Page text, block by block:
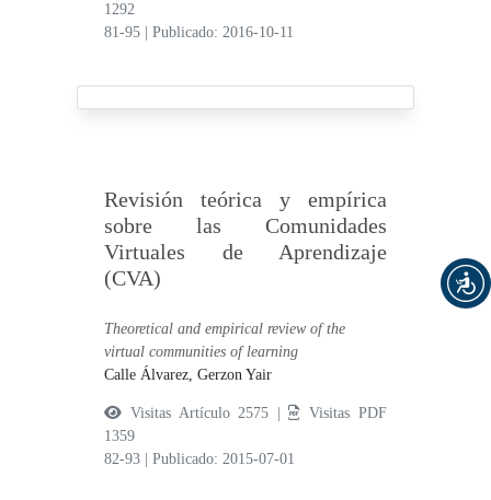
1292
81-95
|Publicado: 2016-10-11
Revisión teórica y empírica
sobre las Comunidades
Virtuales de Aprendizaje
(CVA)
Theoretical and empirical review of the
virtual communities of learning
Calle Álvarez, Gerzon Yair
Visitas Artículo 2575 |
Visitas PDF
1359
82-93
|Publicado: 2015-07-01